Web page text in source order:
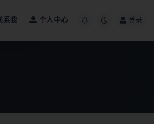
系我 个人中心 登录